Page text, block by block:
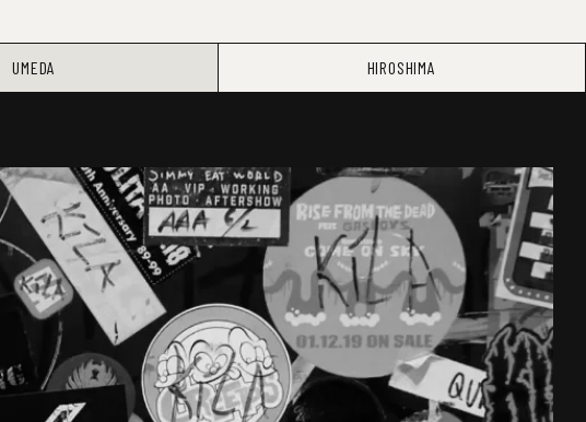
UMEDA HIROSHIMA